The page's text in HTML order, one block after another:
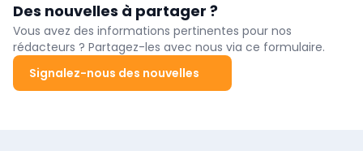
Des nouvelles à partager ?
Vous avez des informations pertinentes pour nos
rédacteurs ? Partagez-les avec nous via ce formulaire.
Signalez-nous des nouvelles